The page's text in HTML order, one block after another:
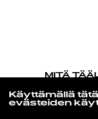
Käyttämällä
evästeiden
MITÄ
Evgueni
Nakariakov
After The Storm